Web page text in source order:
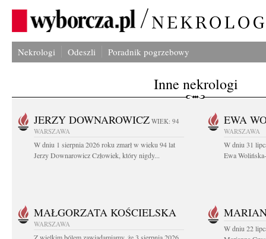
Nekrologi Odeszli Poradnik pogrzebowy
Inne nekrologi
JERZY DOWNAROWICZ WIEK: 94
WARSZAWA
W dniu 1 sierpnia 2026 roku zmarł w wieku 94 lat
Jerzy Downarowicz Człowiek, który nigdy...
EWA
WARSZAWA
W dniu 31
Ewa
MAŁGORZATA KOŚCIELSKA
WARSZAWA
W dniu 22